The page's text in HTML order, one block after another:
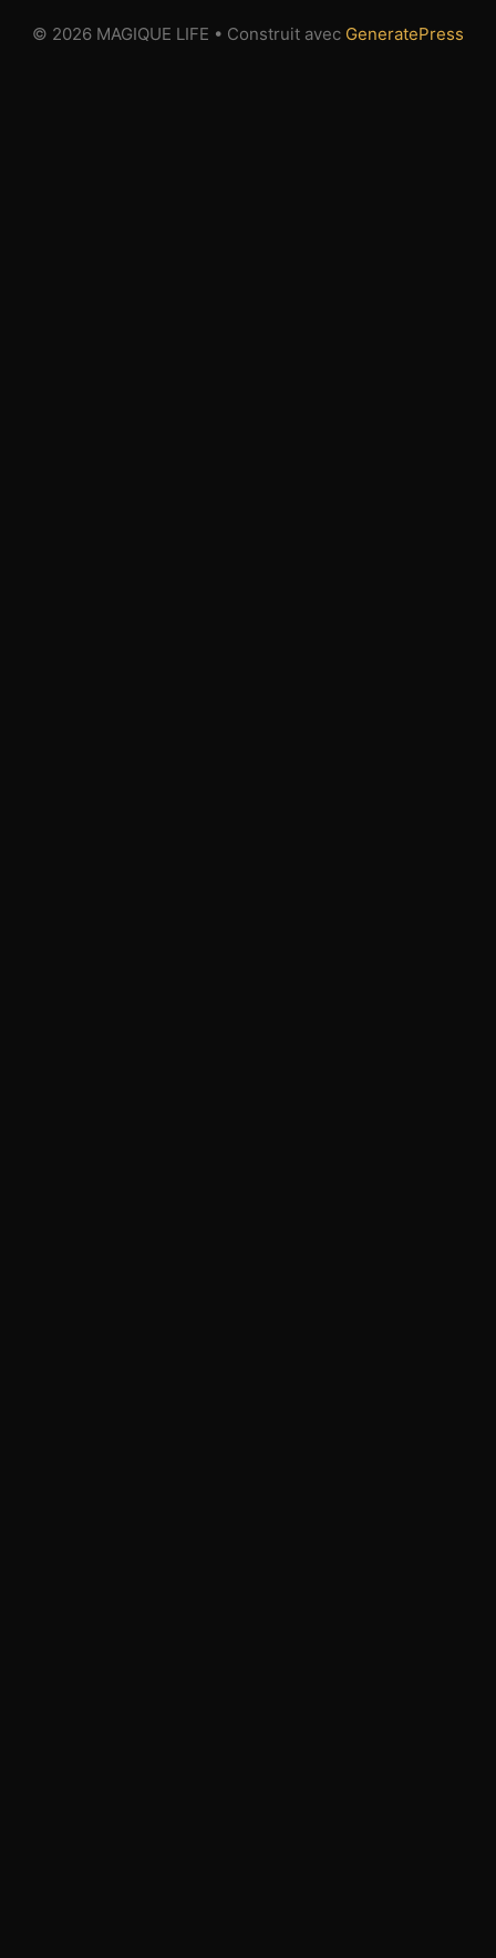
© 2026 MAGIQUE LIFE • Construit avec GeneratePress